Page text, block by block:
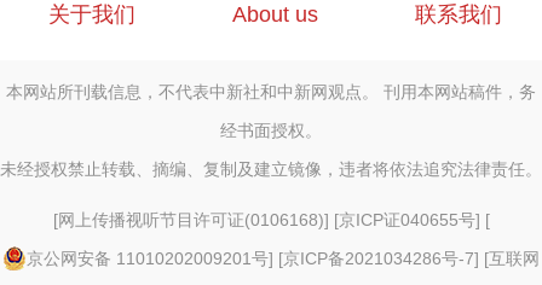
关于我们 About us 联系我们
本网站所刊载信息，不代表中新社和中新网观点。 刊用本网站稿件，务
经书面授权。
未经授权禁止转载、摘编、复制及建立镜像，违者将依法追究法律责任。
[网上传播视听节目许可证(0106168)] [京ICP证040655号] [
京公网安备 11010202009201号] [京ICP备2021034286号-7] [互联网